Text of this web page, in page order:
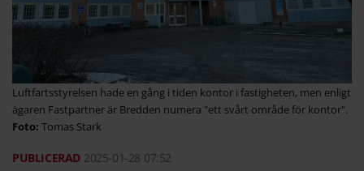
Luftfartsstyrelsen hade en gång i tiden kontor i fastigheten, men enligt
ägaren Fastpartner är Bredden numera "ett svårt område för kontor".
Tomas Stark
2025-01-28 07:52